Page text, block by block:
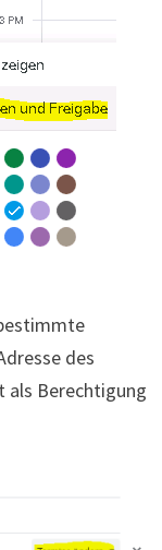
des
als Berechtigung